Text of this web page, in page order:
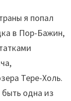
я попал
в Пор-Бажин,
Тере-Холь.
быть одна из